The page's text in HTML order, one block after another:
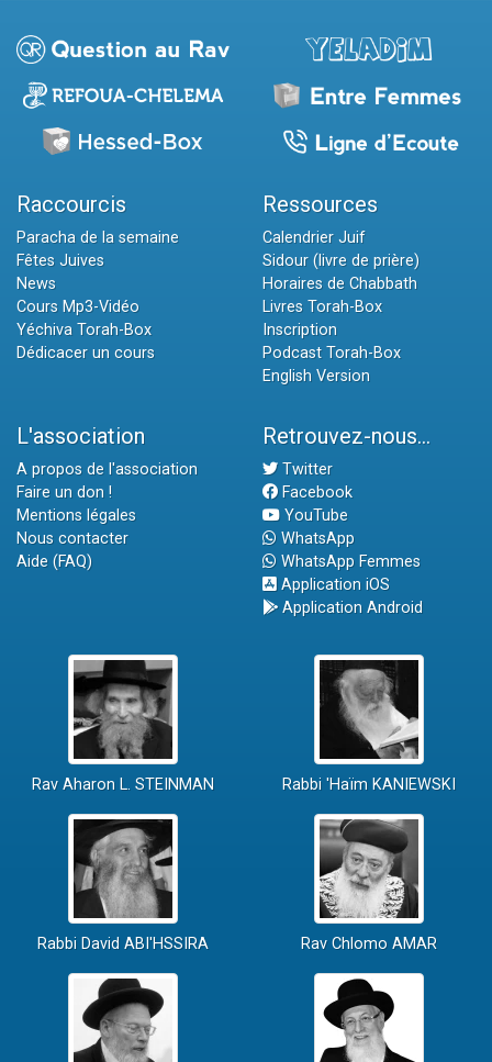
Raccourcis
Paracha de la semaine
Fêtes Juives
News
Cours Mp3-Vidéo
Yéchiva Torah-Box
Dédicacer un cours
Ressources
Calendrier Juif
Sidour (livre de prière)
Horaires de Chabbath
Livres Torah-Box
Inscription
Podcast Torah-Box
English Version
L'association
A propos de l'association
Faire un don !
Mentions légales
Nous contacter
Aide (FAQ)
Retrouvez-nous...
Twitter
Facebook
YouTube
WhatsApp
WhatsApp Femmes
Application iOS
Application Android
Rav Aharon L. STEINMAN Rabbi 'Haïm KANIEWSKI
Rabbi David ABI'HSSIRA Rav Chlomo AMAR